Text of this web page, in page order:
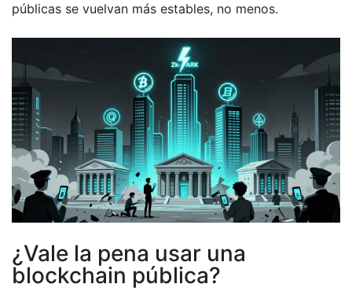
públicas se vuelvan más estables, no menos.
¿Vale la pena usar una
blockchain pública?